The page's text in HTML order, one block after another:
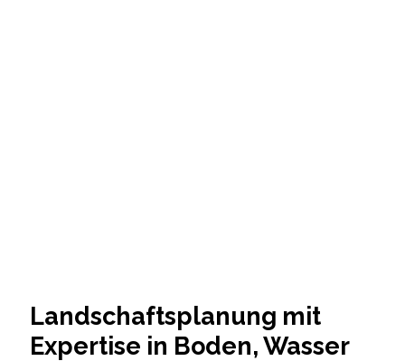
Landschaftsplanung mit
Expertise in Boden, Wasser